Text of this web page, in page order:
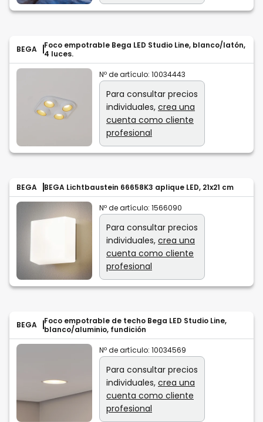
BEGA
Foco empotrable Bega LED Studio Line, blanco/latón,
4 luces.
Nº de artículo: 10034443
Para consultar precios
individuales, crea una
cuenta como cliente
profesional
BEGA BEGA Lichtbaustein 66658K3 aplique LED, 21x21 cm
Nº de artículo: 1566090
Para consultar precios
individuales, crea una
cuenta como cliente
profesional
BEGA
Foco empotrable de techo Bega LED Studio Line,
blanco/aluminio, fundición
Nº de artículo: 10034569
Para consultar precios
individuales, crea una
cuenta como cliente
profesional